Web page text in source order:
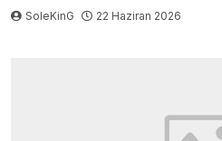
SoleKinG 22 Haziran 2026